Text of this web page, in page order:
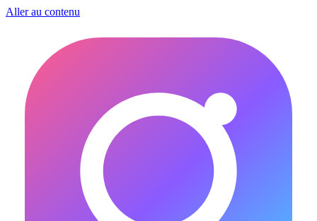
Aller au contenu